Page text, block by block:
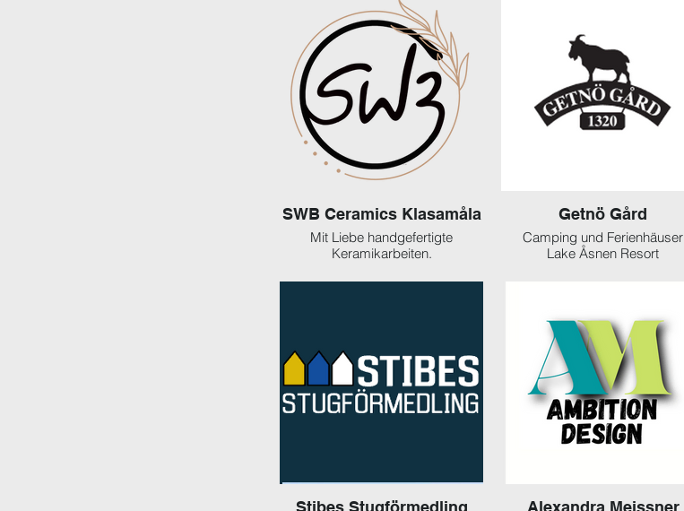
SWB Ceramics Klasamåla
Mit Liebe handgefertigte
Keramikarbeiten.
Getnö Gård
Camping und Ferienhäuser
Lake Åsnen Resort
Stibes Stugförmedling Alexandra Meissner